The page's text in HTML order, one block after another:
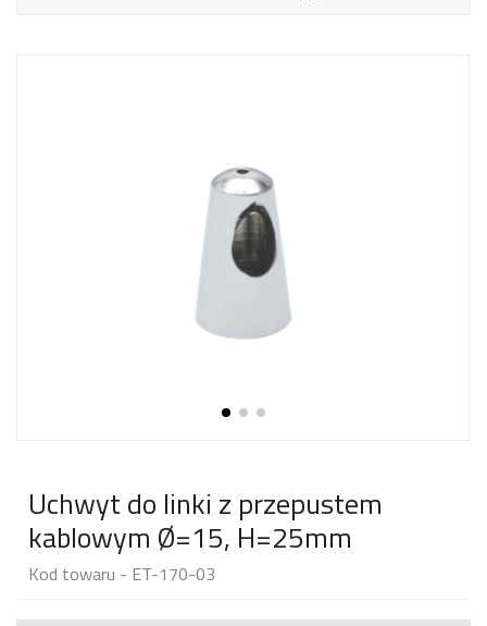
Uchwyt do linki z przepustem
kablowym Ø=15, H=25mm
Kod towaru - ET-170-03